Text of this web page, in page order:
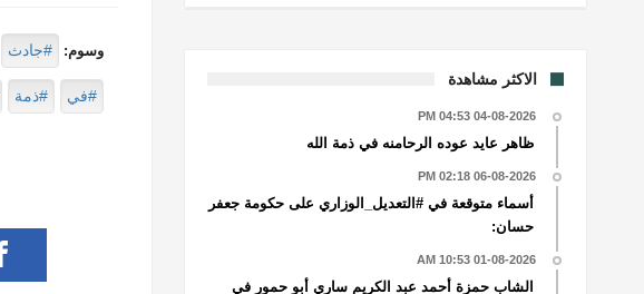
وسوم: #جادث
#في #ذمة
الاكثر مشاهدة
04-08-2026 04:53 PM
ظاهر عايد عوده الرحامنه في ذمة الله
06-08-2026 02:18 PM
أسماء متوقعة في #التعديل_الوزاري على حكومة جعفر
حسان:
01-08-2026 10:53 AM
الشاب حمزة أحمد عبد الكريم ساري أبو حمور في